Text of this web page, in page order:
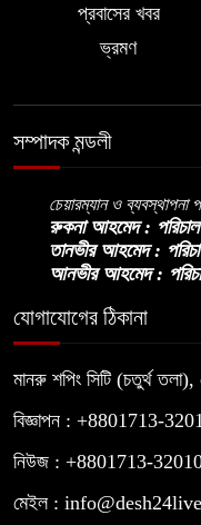
প্রবাসের খবর
ভ্রমণ
সম্পাদক মন্ডলী
চেয়ারম্যান ও
রুকনা আহমেদ :
তানভীর আহমেদ :
আনভীর আহমেদ :
যোগাযোগের ঠিকানা
মানরু শপিং সিটি (চতুর্থ
বিজ্ঞাপন : +8801713-
নিউজ : +8801713-
মেইল :